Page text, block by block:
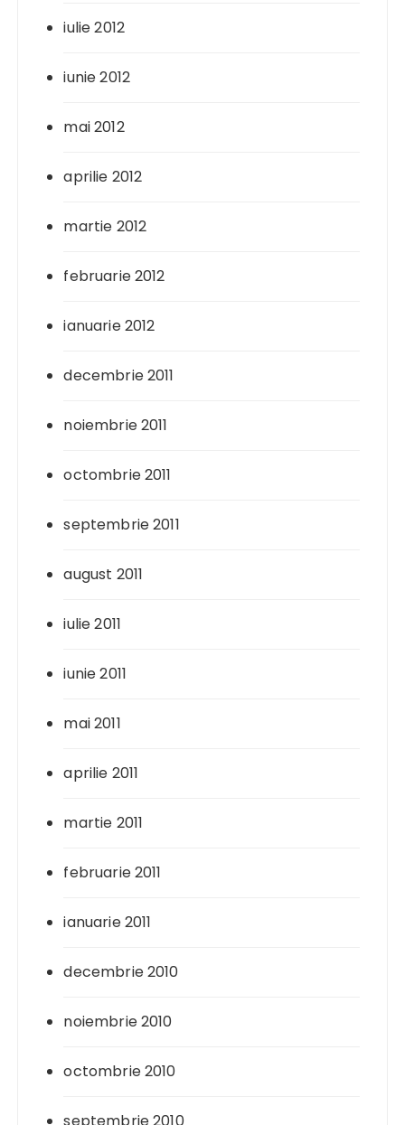
iulie 2012
iunie 2012
mai 2012
aprilie 2012
martie 2012
februarie 2012
ianuarie 2012
decembrie 2011
noiembrie 2011
octombrie 2011
septembrie 2011
august 2011
iulie 2011
iunie 2011
mai 2011
aprilie 2011
martie 2011
februarie 2011
ianuarie 2011
decembrie 2010
noiembrie 2010
octombrie 2010
septembrie 2010